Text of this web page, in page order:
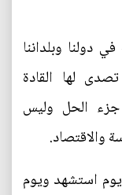
دولنا وبلداننا
لها القادة
جزء الحل وليس
والاقتصاد.
استشهد ويوم